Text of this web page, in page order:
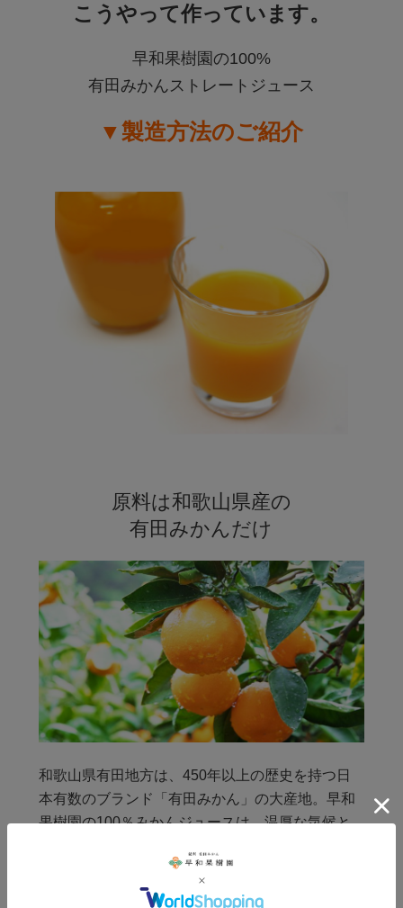
こうやって作っています。
早和果樹園の100%
有田みかんストレートジュース
▼製造方法のご紹介
原料は和歌山県産の
有田みかんだけ
和歌山県有田地方は、450年以上の歴史を持つ日
本有数のブランド「有田みかん」の大産地。早和
果樹園の100％みかんジュースは、温厚な気候と
けを原料にしています。